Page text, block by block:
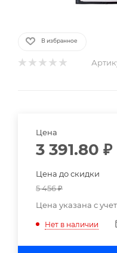
В избранное
Цена
3 391.80 ₽
Цена до скидки
5 456₽
Цена указана с
Нет в наличии